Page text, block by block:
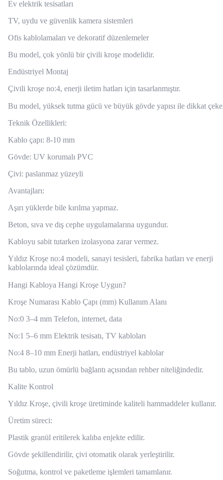
Ev elektrik tesisatları
TV, uydu ve güvenlik kamera sistemleri
Ofis kablolamaları ve dekoratif düzenlemeler
Bu model, çok yönlü bir çivili kroşe modelidir.
Endüstriyel Montaj
Çivili kroşe no:4, enerji iletim hatları için tasarlanmıştır.
Bu model, yüksek tutma gücü ve büyük gövde yapısı ile dikkat
Teknik Özellikleri:
Kablo çapı: 8-10 mm
Gövde: UV korumalı PVC
Çivi: paslanmaz yüzeyli
Avantajları:
Aşırı yüklerde bile kırılma yapmaz.
Beton, sıva ve dış cephe uygulamalarına uygundur.
Kabloyu sabit tutarken izolasyona zarar vermez.
Yıldız Kroşe no:4 modeli, sanayi tesisleri, fabrika hatları ve enerji
kablolarında ideal çözümdür.
Hangi Kabloya Hangi Kroşe Uygun?
Kroşe Numarası Kablo Çapı (mm) Kullanım Alanı
No:0 3–4 mm Telefon, internet, data
No:1 5–6 mm Elektrik tesisatı, TV kabloları
No:4 8–10 mm Enerji hatları, endüstriyel kablolar
Bu tablo, uzun ömürlü bağlantı açısından rehber niteliğindedir.
Kalite Kontrol
Yıldız Kroşe, çivili kroşe üretiminde kaliteli hammaddeler kullanır.
Üretim süreci:
Plastik granül eritilerek kalıba enjekte edilir.
Gövde şekillendirilir, çivi otomatik olarak yerleştirilir.
Soğutma, kontrol ve paketleme işlemleri tamamlanır.